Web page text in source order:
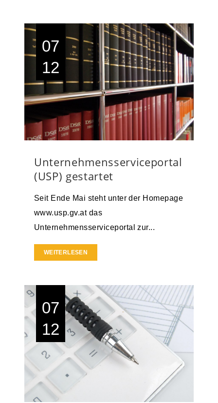
07
12
Unternehmensserviceportal
(USP) gestartet
Seit Ende Mai steht unter der Homepage
www.usp.gv.at das
Unternehmensserviceportal zur...
WEITERLESEN
07
12